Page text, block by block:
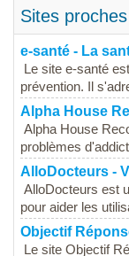
Sites
e-santé - La
Le site e-santé
prévention. Il
Alpha House
Alpha House
problèmes
AlloDocteurs -
AlloDocteurs est
pour aider les
Objectif
Le site Objectif